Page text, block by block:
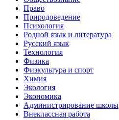
Право
Природоведение
Психология
Родной язык и литература
Русский язык
Технология
Физика
Физкультура и спорт
Химия
Экология
Экономика
Администрирование школы
Внеклассная работа